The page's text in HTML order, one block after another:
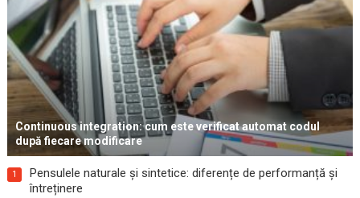
Continuous integration: cum este verificat automat codul
după fiecare modificare
1
Pensulele naturale și sintetice: diferențe de performanță și
întreținere